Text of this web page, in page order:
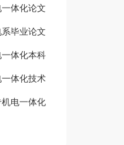
文
一体化论文
系毕业论文
一体化本科
一体化技术
机电一体化